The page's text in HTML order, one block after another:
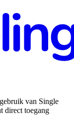
van Single
direct toegang